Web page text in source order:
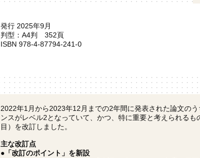
発行 2025年9月
判型：A4判 352頁
ISBN 978-4-87794-241-0
2022年1月から2023年12月までの2年間に発表された論文の
ンスがレベル2となっていて、かつ、特に重要と考えられる
目）を改訂しました。
主な改訂点
●「改訂のポイント」を新設